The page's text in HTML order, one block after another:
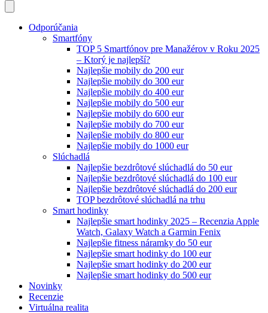
Odporúčania
Smartfóny
TOP 5 Smartfónov pre Manažérov v Roku 2025
– Ktorý je najlepší?
Najlepšie mobily do 200 eur
Najlepšie mobily do 300 eur
Najlepšie mobily do 400 eur
Najlepšie mobily do 500 eur
Najlepšie mobily do 600 eur
Najlepšie mobily do 700 eur
Najlepšie mobily do 800 eur
Najlepšie mobily do 1000 eur
Slúchadlá
Najlepšie bezdrôtové slúchadlá do 50 eur
Najlepšie bezdrôtové slúchadlá do 100 eur
Najlepšie bezdrôtové slúchadlá do 200 eur
TOP bezdrôtové slúchadlá na trhu
Smart hodinky
Najlepšie smart hodinky 2025 – Recenzia Apple
Watch, Galaxy Watch a Garmin Fenix
Najlepšie fitness náramky do 50 eur
Najlepšie smart hodinky do 100 eur
Najlepšie smart hodinky do 200 eur
Najlepšie smart hodinky do 500 eur
Novinky
Recenzie
Virtuálna realita